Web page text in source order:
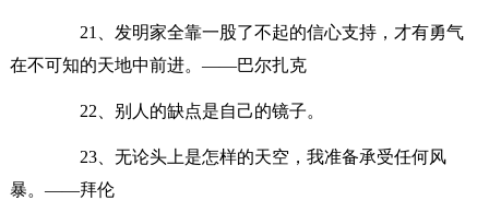
21、发明家全靠一股了不起的信心支持，才有勇气
在不可知的天地中前进。——巴尔扎克
22、别人的缺点是自己的镜子。
23、无论头上是怎样的天空，我准备承受任何风
暴。——拜伦